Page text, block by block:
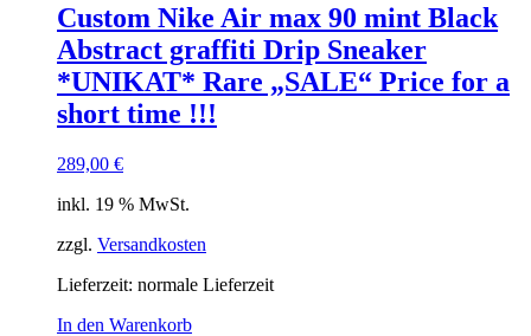
Custom Nike Air max 90 mint Black
Abstract graffiti Drip Sneaker
*UNIKAT* Rare „SALE“ Price for a
short time !!!
289,00 €
inkl. 19 % MwSt.
zzgl. Versandkosten
Lieferzeit: normale Lieferzeit
In den Warenkorb